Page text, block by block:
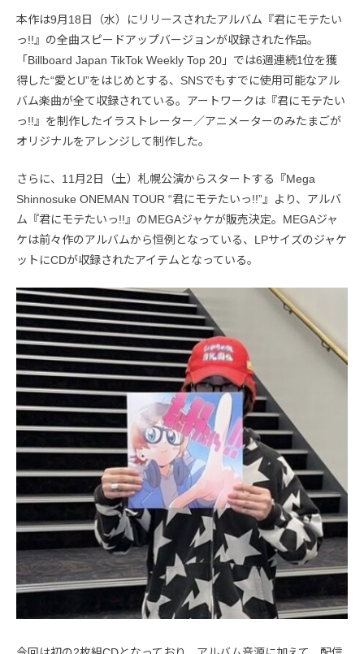
本作は9月18日（水）にリリースされたアルバム『君にモテたい
っ!!』の全曲スピードアップバージョンが収録された作品。
「Billboard Japan TikTok Weekly Top 20」では6週連続1位を獲
得した“愛とU”をはじめとする、SNSでもすでに使用可能なアル
バム楽曲が全て収録されている。アートワークは『君にモテたい
っ!!』を制作したイラストレーター／アニメーターのみたまごが
オリジナルをアレンジして制作した。
さらに、11月2日（土）札幌公演からスタートする『Mega
Shinnosuke ONEMAN TOUR “君にモテたいっ!!”』より、アルバ
ム『君にモテたいっ!!』のMEGAジャケが販売決定。MEGAジャ
ケは前々作のアルバムから恒例となっている、LPサイズのジャケ
ットにCDが収録されたアイテムとなっている。